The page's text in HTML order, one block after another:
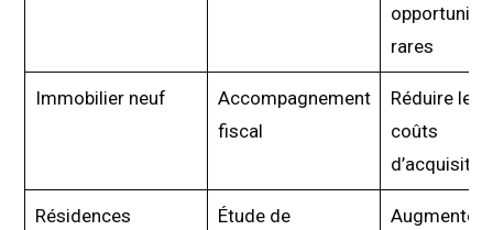
rares
Immobilier neuf
Accompagnement
fiscal
Réduire les
coûts
Résidences
Étude de
Augmenter